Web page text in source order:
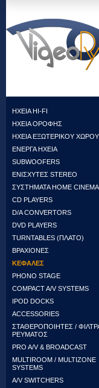
HXEIA HI-FI
ΗΧΕΙΑ ΟΡΟΦΗΣ
HXEIA ΕΞΩΤΕΡΙΚΟΥ ΧΩΡΟΥ
ENEΡΓΑ ΗΧΕΙΑ
SUBWOOFERS
ΕΝΙΣΧΥΤΕΣ STEREO
ΣΥΣΤΗΜΑΤΑ HOME CINEMA
CD PLAYERS
D/A CONVERTORS
DVD PLAYERS
TURNTABLES (ΠΛΑΤΟ)
ΒΡΑΧΙΟΝΕΣ
ΚΕΦΑΛΕΣ
PHONO STAGE
COMPACT A/V SYSTEMS
IPOD DOCKS
ACCESSORIES
ΣΤΑΘΕΡΟΠΟΙΗΤΕΣ /
ΡΕΥΜΑΤΟΣ
PRO A/V & BROADCAST
MULTIROOM / MULTIZONE
SYSTEMS
A/V SWITCHERS